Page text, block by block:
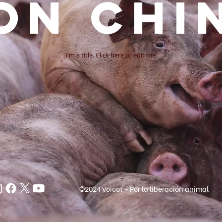
I'm a title. ​Click here to edit me.
©2024 Voicot - Por la liberación animal